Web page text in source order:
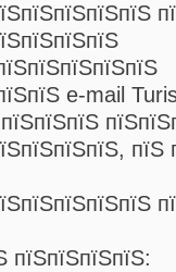
e-mail
пїЅ
пїЅпїЅпїЅпїЅ: